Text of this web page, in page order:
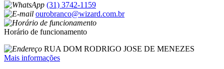
(31) 3742-1159
ourobranco@wizard.com.br
Horário de funcionamento
RUA DOM RODRIGO JOSE DE MENEZES
Mais informações